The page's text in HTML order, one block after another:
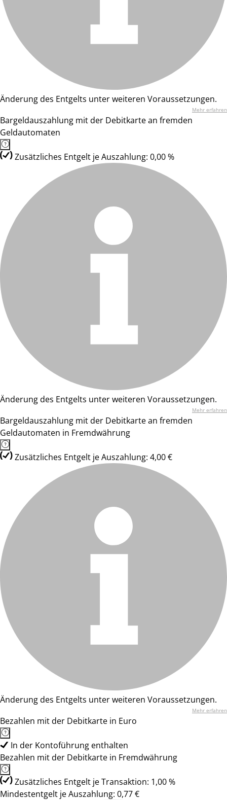
Änderung des Entgelts unter weiteren Voraussetzungen.
Mehr erfahren
Bargeldauszahlung mit der Debitkarte an fremden
Geldautomaten
Zusätzliches Entgelt je Auszahlung: 0,00 %
Änderung des Entgelts unter weiteren Voraussetzungen.
Mehr erfahren
Bargeldauszahlung mit der Debitkarte an fremden
Geldautomaten in Fremdwährung
Zusätzliches Entgelt je Auszahlung: 4,00 €
Änderung des Entgelts unter weiteren Voraussetzungen.
Mehr erfahren
Bezahlen mit der Debitkarte in Euro
In der Kontoführung enthalten
Bezahlen mit der Debitkarte in Fremdwährung
Zusätzliches Entgelt je Transaktion: 1,00 %
Mindestentgelt je Auszahlung: 0,77 €